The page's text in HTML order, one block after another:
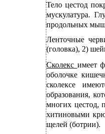
Тело цестод
мускулатура.
продольных
Ленточные
(головка), 2)
Сколекс имеет
оболочке
сколексе
образования,
многих цестод,
хитиновыми
щелей (ботрии).